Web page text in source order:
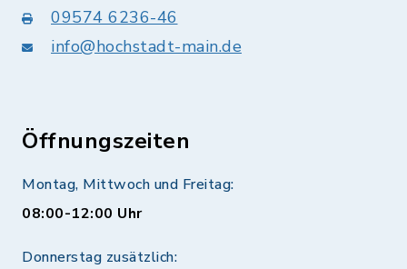
09574 6236-46
info@hochstadt-main.de
Öffnungszeiten
Montag, Mittwoch und Freitag:
08:00-12:00 Uhr
Donnerstag zusätzlich: